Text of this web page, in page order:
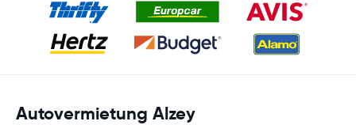
Autovermietung Alzey